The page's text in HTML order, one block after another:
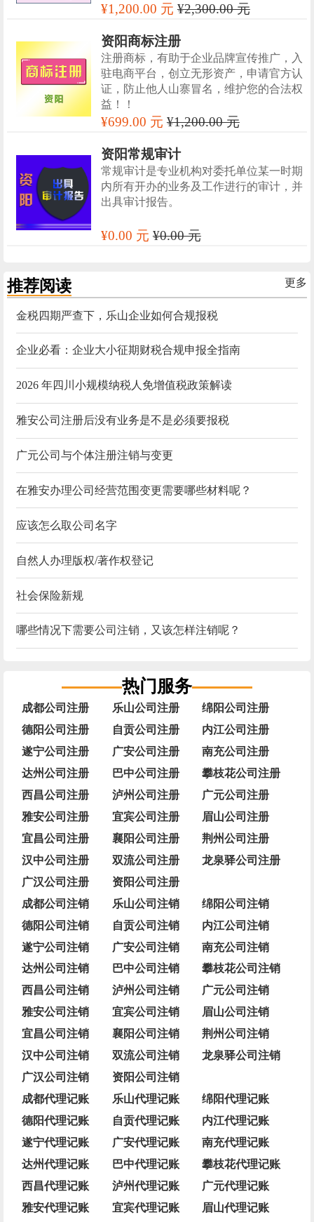
¥1,200.00 元¥2,300.00 元
资阳商标注册
注册商标，有助于企业品牌宣传推广，入
驻电商平台，创立无形资产，申请官方认
证，防止他人山寨冒名，维护您的合法权
益！！
¥699.00 元¥1,200.00 元
资阳常规审计
常规审计是专业机构对委托单位某一时期
内所有开办的业务及工作进行的审计，并
出具审计报告。
¥0.00 元¥0.00 元
更多
推荐阅读
金税四期严查下，乐山企业如何合规报税
企业必看：企业大小征期财税合规申报全指南
2026 年四川小规模纳税人免增值税政策解读
雅安公司注册后没有业务是不是必须要报税
广元公司与个体注册注销与变更
在雅安办理公司经营范围变更需要哪些材料呢？
应该怎么取公司名字
自然人办理版权/著作权登记
社会保险新规
哪些情况下需要公司注销，又该怎样注销呢？
热门服务
成都公司注册 乐山公司注册
绵阳公司注册
德阳公司注册
自贡公司注册
内江公司注册
遂宁公司注册
广安公司注册
南充公司注册
达州公司注册
巴中公司注册
攀枝花公司注册
西昌公司注册
泸州公司注册
广元公司注册
雅安公司注册
宜宾公司注册
眉山公司注册
宜昌公司注册
襄阳公司注册
荆州公司注册
汉中公司注册
双流公司注册
龙泉驿公司注册
广汉公司注册
资阳公司注册
成都公司注销
乐山公司注销
绵阳公司注销
德阳公司注销
自贡公司注销
内江公司注销
遂宁公司注销
广安公司注销
南充公司注销
达州公司注销
巴中公司注销
攀枝花公司注销
西昌公司注销
泸州公司注销
广元公司注销
雅安公司注销
宜宾公司注销
眉山公司注销
宜昌公司注销
襄阳公司注销
荆州公司注销
汉中公司注销
双流公司注销
龙泉驿公司注销
广汉公司注销
资阳公司注销
成都代理记账
乐山代理记账
绵阳代理记账
德阳代理记账
自贡代理记账
内江代理记账
遂宁代理记账
广安代理记账
南充代理记账
达州代理记账
巴中代理记账
攀枝花代理记账
西昌代理记账
泸州代理记账
广元代理记账
雅安代理记账
宜宾代理记账 眉山代理记账